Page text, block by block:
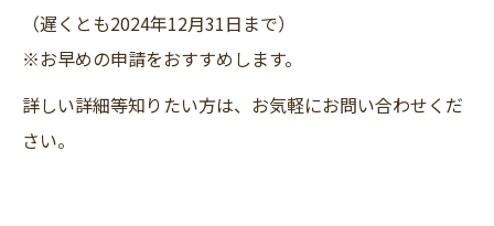
（遅くとも2024年12月31日まで）
※お早めの申請をおすすめします。
詳しい詳細等知りたい方は、お気軽にお問い合わせくだ
さい。